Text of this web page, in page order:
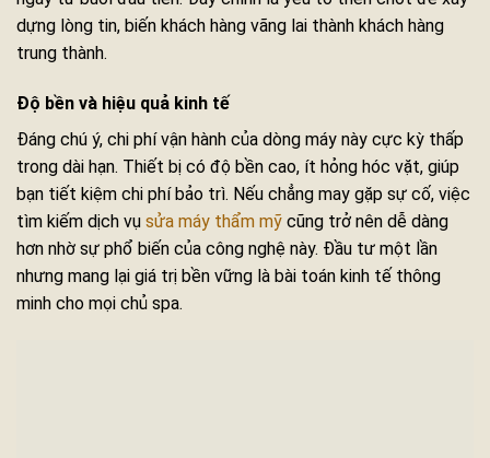
dựng lòng tin, biến khách hàng vãng lai thành khách hàng
trung thành.
Độ bền và hiệu quả kinh tế
Đáng chú ý, chi phí vận hành của dòng máy này cực kỳ thấp
trong dài hạn. Thiết bị có độ bền cao, ít hỏng hóc vặt, giúp
bạn tiết kiệm chi phí bảo trì. Nếu chẳng may gặp sự cố, việc
tìm kiếm dịch vụ sửa máy thẩm mỹ cũng trở nên dễ dàng
hơn nhờ sự phổ biến của công nghệ này. Đầu tư một lần
nhưng mang lại giá trị bền vững là bài toán kinh tế thông
minh cho mọi chủ spa.